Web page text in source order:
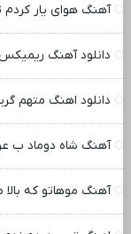
آهنگ هوای یار کردم
دانلود آهنگ ریمیکس
دانلود اهنگ متهم
آهنگ شاه دوماد ب
آهنگ موهاتو که